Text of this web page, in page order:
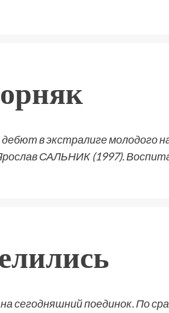
в экстралиге молодого
САЛЬНИК (1997).
сегодняшний поединок. По